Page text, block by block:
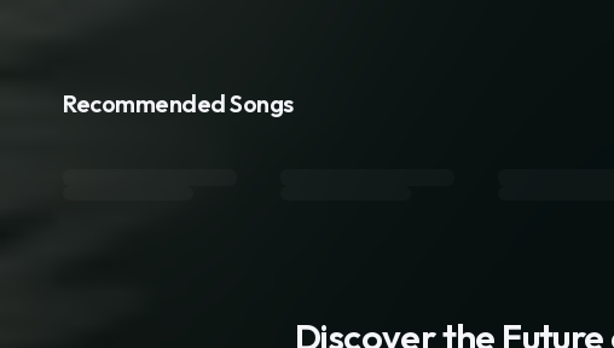
Recommended Songs
Discover the